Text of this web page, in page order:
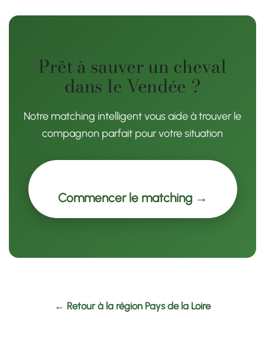
Prêt à sauver un cheval
dans le Vendée ?
Notre matching intelligent vous aide à trouver le
compagnon parfait pour votre situation
Commencer le matching →
← Retour à la région Pays de la Loire